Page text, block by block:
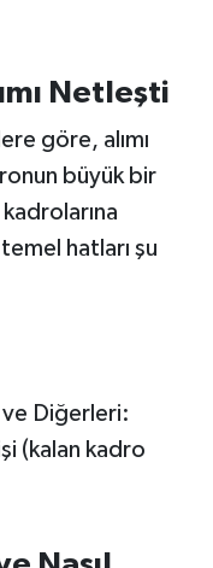
Netleşti
göre, alımı
büyük bir
temel hatları şu
ve Diğerleri:
(kalan kadro